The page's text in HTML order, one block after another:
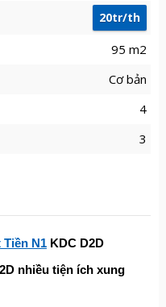
20tr/th
95 m2
Cơ bản
4
3
N1KDC D2D
nhiều tiện ích xung